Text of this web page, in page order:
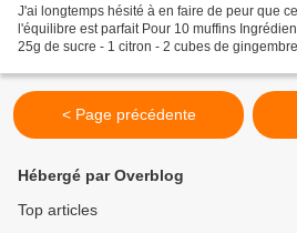
J'ai longtemps hésité à en faire de peur que
l'équilibre est parfait Pour 10 muffins
25g de sucre - 1 citron - 2 cubes de
< Page précédente
Hébergé par Overblog
Top articles